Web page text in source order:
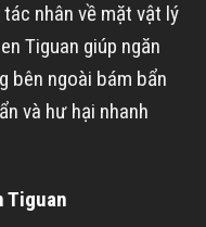
nhân về mặt vật lý
Tiguan giúp ngăn
bên ngoài bám bẩn
và hư hại nhanh
Tiguan